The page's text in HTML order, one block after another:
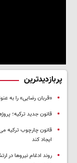
پربازدیدترین
«قربان رضایی» را به
قانون جدید ترکیه؛
قانون چارچوب ترکیه
ایجاد کند
روند ادغام نیروها در